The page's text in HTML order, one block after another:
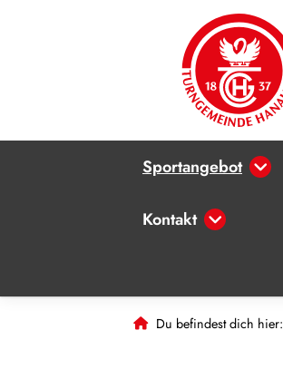
Sportangebot
Kontakt
Du befindest dich hier: